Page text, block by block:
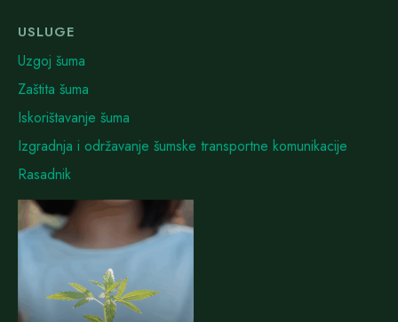
USLUGE
Uzgoj šuma
Zaštita šuma
Iskorištavanje šuma
Izgradnja i održavanje šumske transportne komunikacije
Rasadnik